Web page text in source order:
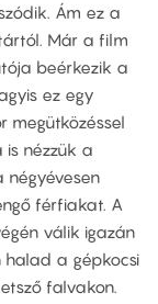
Ám ez a
Már a film
beérkezik a
ez egy
megütközéssel
is nézzük a
férfiakat. A
válik igazán
halad a gépkocsi
falvakon.